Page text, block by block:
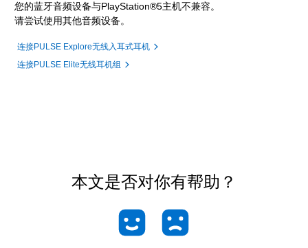
您的蓝牙音频设备与PlayStation®5主机不兼容。
请尝试使用其他音频设备。
连接PULSE Explore无线入耳式耳机
连接PULSE Elite无线耳机组
本文是否对你有帮助？